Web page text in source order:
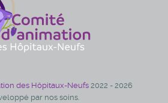
des Hôpitaux-Neufs 2022 - 2026
par nos soins.